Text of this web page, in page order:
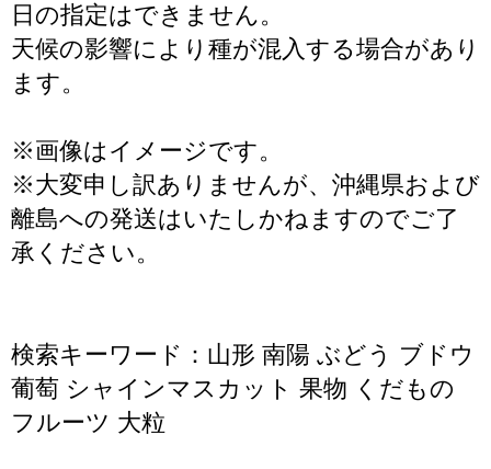
日の指定はできません。
天候の影響により種が混入する場合があり
ます。
※画像はイメージです。
※大変申し訳ありませんが、沖縄県および
離島への発送はいたしかねますのでご了
承ください。
検索キーワード：山形 南陽 ぶどう ブドウ
葡萄 シャインマスカット 果物 くだもの
フルーツ 大粒